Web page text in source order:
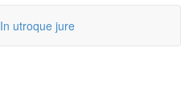
In utroque jure